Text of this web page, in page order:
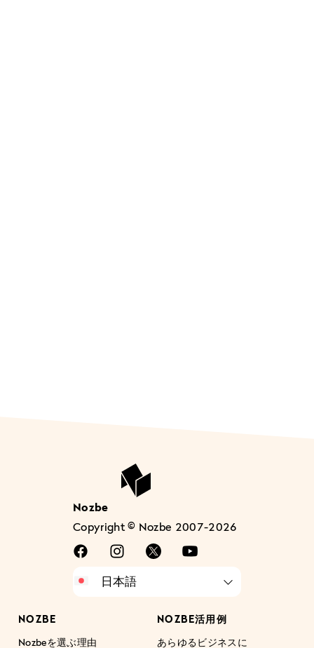
Nozbe
Copyright © Nozbe 2007-2026
NOZBE
Nozbeを選ぶ理由
NOZBE活用例
あらゆるビジネスに